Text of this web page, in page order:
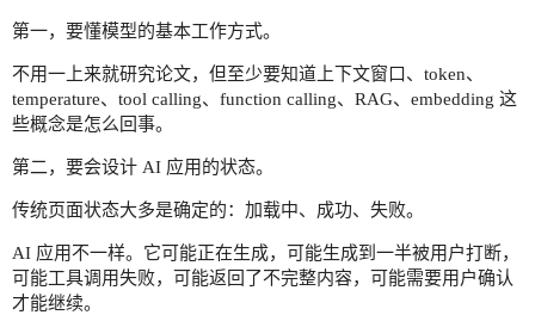
第一，要懂模型的基本工作方式。
不用一上来就研究论文，但至少要知道上下文窗口、token、
temperature、tool calling、function calling、RAG、embedding 这
些概念是怎么回事。
第二，要会设计 AI 应用的状态。
传统页面状态大多是确定的：加载中、成功、失败。
AI 应用不一样。它可能正在生成，可能生成到一半被用户打断，
可能工具调用失败，可能返回了不完整内容，可能需要用户确认
才能继续。